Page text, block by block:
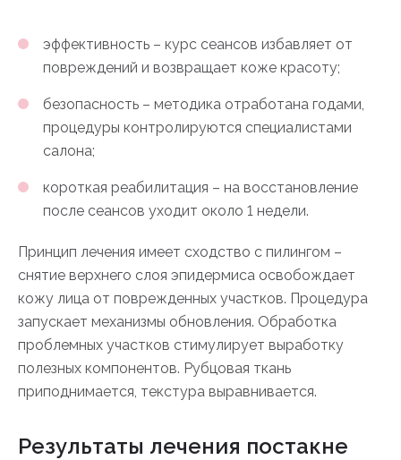
эффективность – курс сеансов избавляет от
повреждений и возвращает коже красоту;
безопасность – методика отработана годами,
процедуры контролируются специалистами
салона;
короткая реабилитация – на восстановление
после сеансов уходит около 1 недели.
Принцип лечения имеет сходство с пилингом –
снятие верхнего слоя эпидермиса освобождает
кожу лица от поврежденных участков. Процедура
запускает механизмы обновления. Обработка
проблемных участков стимулирует выработку
полезных компонентов. Рубцовая ткань
приподнимается, текстура выравнивается.
Результаты лечения постакне